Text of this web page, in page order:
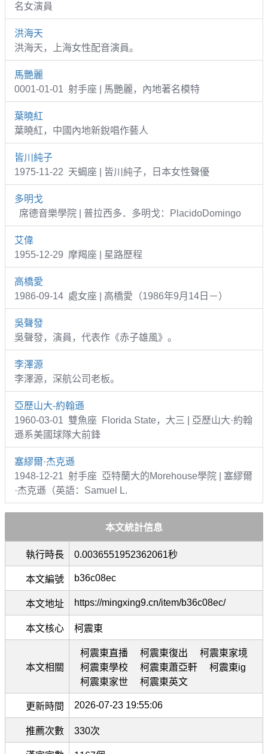
名女演員
洪海天
洪海天，上海女性配音演員。
馬艷麗
0001-01-01 射手座 | 馬艷麗，內地著名模特
葉曉紅
葉曉紅，中國內地新銳唱作藝人
皆川純子
1975-11-22 天蝎座 | 皆川純子，日本女性聲優
多明戈
席德音樂學院 | 普拉西多．多明戈：PlacidoDomingo
艾偉
1955-12-29 摩羯座 | 星路歷程
高橋愛
1986-09-14 處女座 | 高橋愛（1986年9月14日－）
吳聲發
吳聲發，演員，代表作《赤子雄風》。
李澤源
李澤源，深航公司老板。
亞歷山大-約翰遜
1960-03-01 雙魚座 Florida State，大三 | 亞歷山大·約翰
遜系美國球隊大前鋒
塞繆爾·杰克遜
1948-12-21 射手座 亞特蘭大的Morehouse學院 | 塞繆爾
·杰克遜（英語：Samuel L.
本文統計信息
執行時長 0.0036551952362061秒
本文編號 b36c08ec
本文地址 https://mingxing9.cn/item/b36c08ec/
本文核心 柯震東
本文相關
柯震東直播 柯震東復出
柯震東家境
柯震東學校
柯震東蕭亞軒
柯震東ig
柯震東家世
柯震東英文
更新時間 2026-07-23 19:55:06
推薦次數 330次